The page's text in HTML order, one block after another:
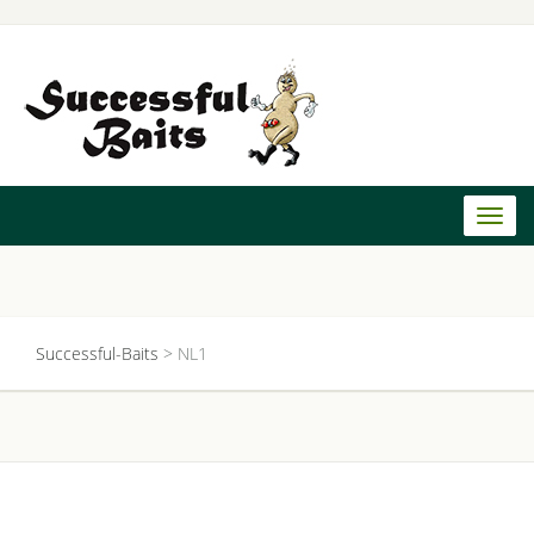
Successful-Baits > NL1